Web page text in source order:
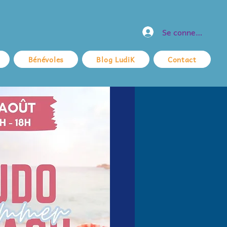
Se connecter
Bénévoles Blog LudiK Contact